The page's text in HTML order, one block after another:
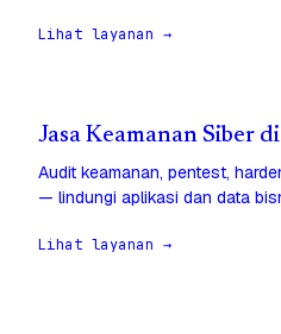
Lihat layanan →
Jasa Keamanan Siber
Audit keamanan, pentest,
— lindungi aplikasi dan data
Lihat layanan →